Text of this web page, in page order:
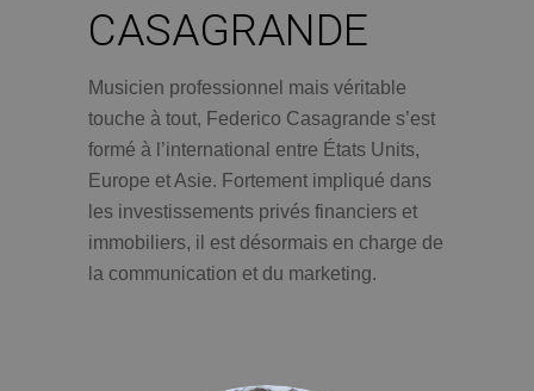
CASAGRANDE
Musicien professionnel mais véritable
touche à tout, Federico Casagrande s’est
formé à l’international entre États Units,
Europe et Asie. Fortement impliqué dans
les investissements privés financiers et
immobiliers, il est désormais en charge de
la communication et du marketing.